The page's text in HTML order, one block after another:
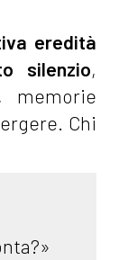
eredità
silenzio,
Chi